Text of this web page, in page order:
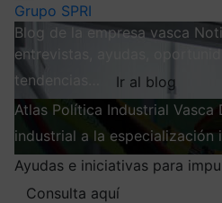
Grupo SPRI
Blog de la empresa vasca
entrevistas, ayudas,
tendencias…
Ir al blog
Atlas Política Industrial Vasca
industrial a la especialización
Ayudas e iniciativas para
Consulta aquí